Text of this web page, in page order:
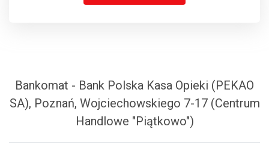
Bankomat - Bank Polska Kasa Opieki (PEKAO
SA), Poznań, Wojciechowskiego 7-17 (Centrum
Handlowe "Piątkowo")